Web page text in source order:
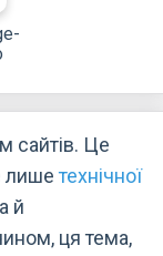
сайтів. Це
лишетехнічної
й
ця тема,